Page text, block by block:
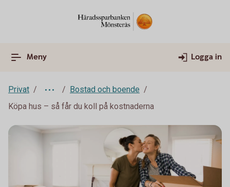
Meny Logga in
Privat
Bostad och boende
Köpa hus – så får du koll på kostnaderna